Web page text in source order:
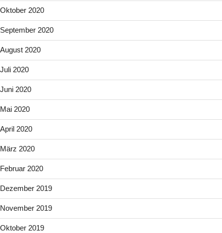
Oktober 2020
September 2020
August 2020
Juli 2020
Juni 2020
Mai 2020
April 2020
März 2020
Februar 2020
Dezember 2019
November 2019
Oktober 2019